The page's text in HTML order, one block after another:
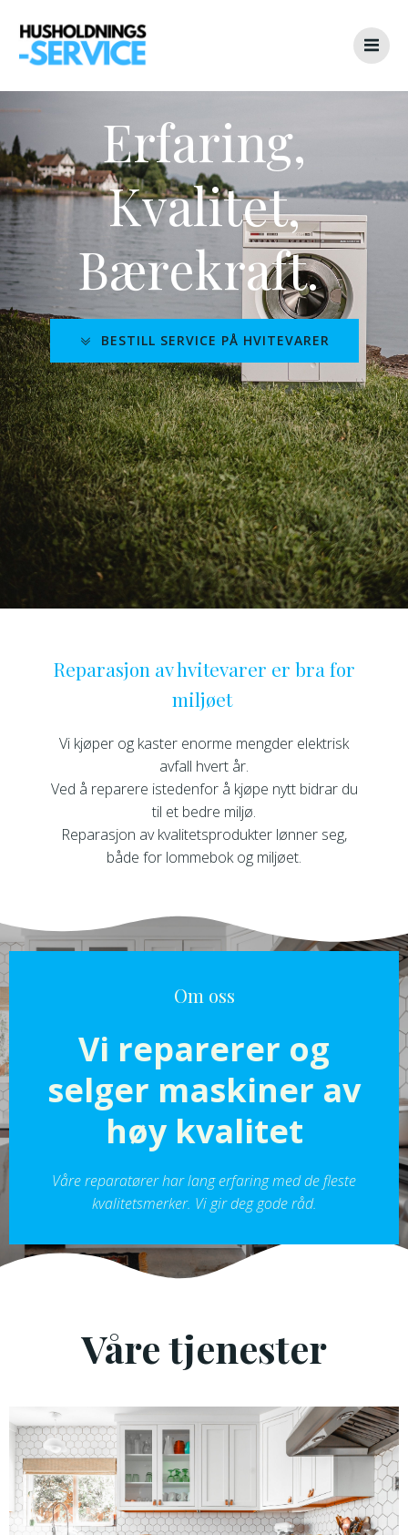
Erfaring,
Kvalitet,
Bærekraft.
BESTILL SERVICE PÅ HVITEVARER
Reparasjon av hvitevarer er bra for
miljøet
Vi kjøper og kaster enorme mengder elektrisk
avfall hvert år.
Ved å reparere istedenfor å kjøpe nytt bidrar du
til et bedre miljø.
Reparasjon av kvalitetsprodukter lønner seg,
både for lommebok og miljøet.
Om oss
Vi reparerer og
selger maskiner av
høy kvalitet
Våre reparatører har lang erfaring med de fleste
kvalitetsmerker. Vi gir deg gode råd.
Våre tjenester